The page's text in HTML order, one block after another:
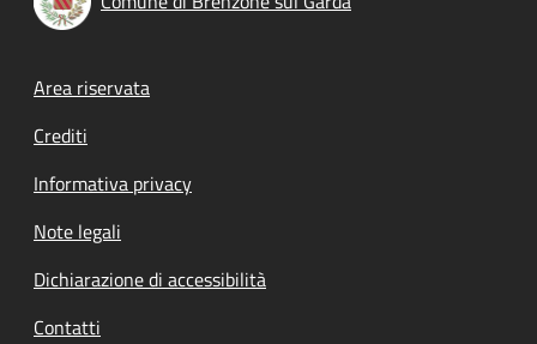
Footer menu
Area riservata
Crediti
Informativa privacy
Note legali
Dichiarazione di accessibilità
Contatti